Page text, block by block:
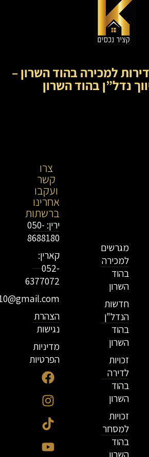
למכירה בהוד השרון –
נדל”ן בהוד השרון
מגרשים
למכירה
בהוד
השרון
חדשות
הנדל"ן
בהוד
השרון
זכויות
לדירה
בהוד
השרון
זכויות
למסחר
בהוד
השרון
צרו
קשר
ועקבו
אחרינו
ברשתות
ירין: 050-
8688180
קארין:
052-
6377072
הצהרת
נגישות
מדיניות
הפרטיות